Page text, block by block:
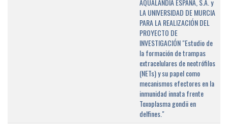
AQUALANDIA ESPAÑA, S.A. y
LA UNIVERSIDAD DE MURCIA
PARA LA REALIZACIÓN DEL
PROYECTO DE
INVESTIGACIÓN "Estudio de
la formación de trampas
extracelulares de neotrófilos
(NETs) y su papel como
mecanismos efectores en la
inmunidad innata frente
Toxoplasma gondii en
delfines."